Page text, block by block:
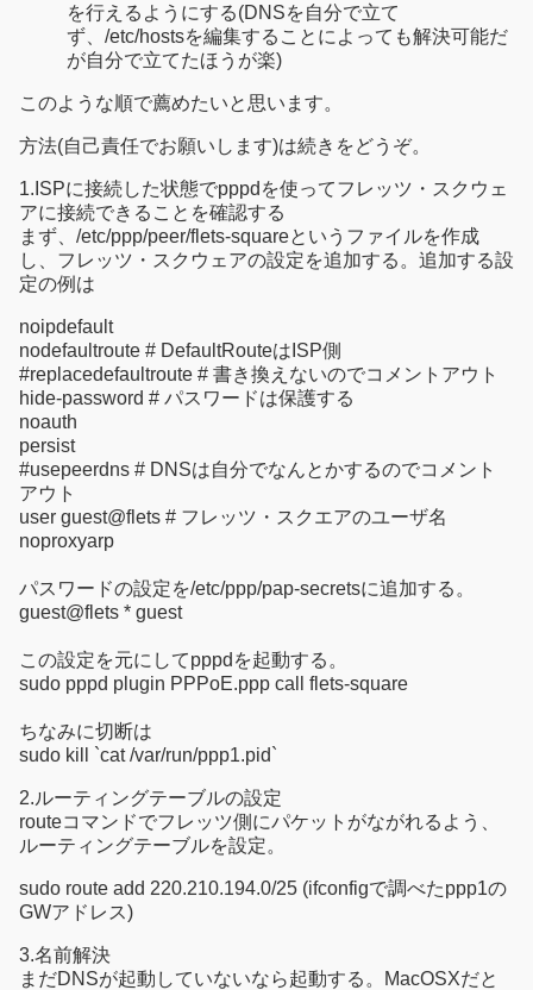
を行えるようにする(DNSを自分で立て
ず、/etc/hostsを編集することによっても解決可能だ
が自分で立てたほうが楽)
このような順で薦めたいと思います。
方法(自己責任でお願いします)は続きをどうぞ。
1.ISPに接続した状態でpppdを使ってフレッツ・スクウェ
アに接続できることを確認する
まず、/etc/ppp/peer/flets-squareというファイルを作成
し、フレッツ・スクウェアの設定を追加する。追加する設
定の例は
noipdefault
nodefaultroute # DefaultRouteはISP側
#replacedefaultroute # 書き換えないのでコメントアウト
hide-password # パスワードは保護する
noauth
persist
#usepeerdns # DNSは自分でなんとかするのでコメント
アウト
user guest@flets # フレッツ・スクエアのユーザ名
noproxyarp
パスワードの設定を/etc/ppp/pap-secretsに追加する。
guest@flets * guest
この設定を元にしてpppdを起動する。
sudo pppd plugin PPPoE.ppp call flets-square
ちなみに切断は
sudo kill `cat /var/run/ppp1.pid`
2.ルーティングテーブルの設定
routeコマンドでフレッツ側にパケットがながれるよう、
ルーティングテーブルを設定。
sudo route add 220.210.194.0/25 (ifconfigで調べたppp1の
GWアドレス)
3.名前解決
まだDNSが起動していないなら起動する。MacOSXだと